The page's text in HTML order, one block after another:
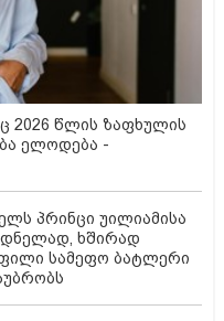
2026 წლის ზაფხულის
ელოდება -
პრინცი უილიამისა
ხშირად
სამეფო ბატლერი